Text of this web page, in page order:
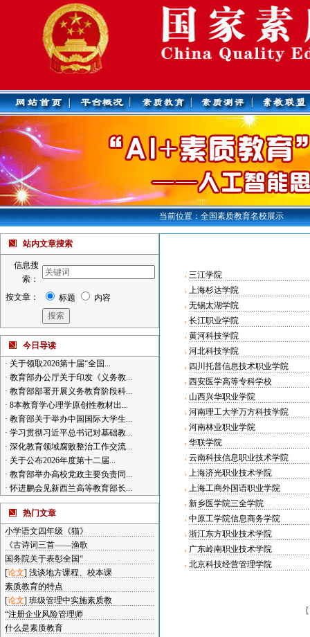
当前位置：全国素质教育名校展示
站内文章搜索
信息搜
索：
按文章：
标题 内容
今日导读
· 关于领取2026第十届“全国...
· 教育部办公厅关于印发《义务教...
· 教育部部署开展义务教育阶段科...
· 8本教育学心理学原创性教材出...
· 教育部关于举办中国国际大学生...
· 学习贯彻习近平总书记对基础教...
· 深化教育领域腐败整治工作交流...
· 关于公布2026年度第十二届...
· 教育部举办高校党政主要负责同...
· 怀进鹏会见新西兰高等教育部长...
热门文章
小学语文四年级《猫》
《古诗词三首——渔歌
国务院关于表彰全国“
[论文] 浅谈地方课程、校本课
素质教育的特点
[论文] 班级管理中实施素质教
“注册企业风险管理师
什么是素质教育
三江学院
上海杉达学院
无锡太湖学院
长江职业学院
黄河科技学院
河北科技学院
四川托普信息技术职业学院
西安医学高等专科学校
山西兴华职业学院
河南理工大学万方科技学院
河南林业职业学院
华联学院
云南科技信息职业技术学院
上海济光职业技术学院
上海工商外国语职业学院
新乡医学院三全学院
中原工学院信息商务学院
浙江东方职业技术学院
广东岭南职业技术学院
北京科技经营管理学院